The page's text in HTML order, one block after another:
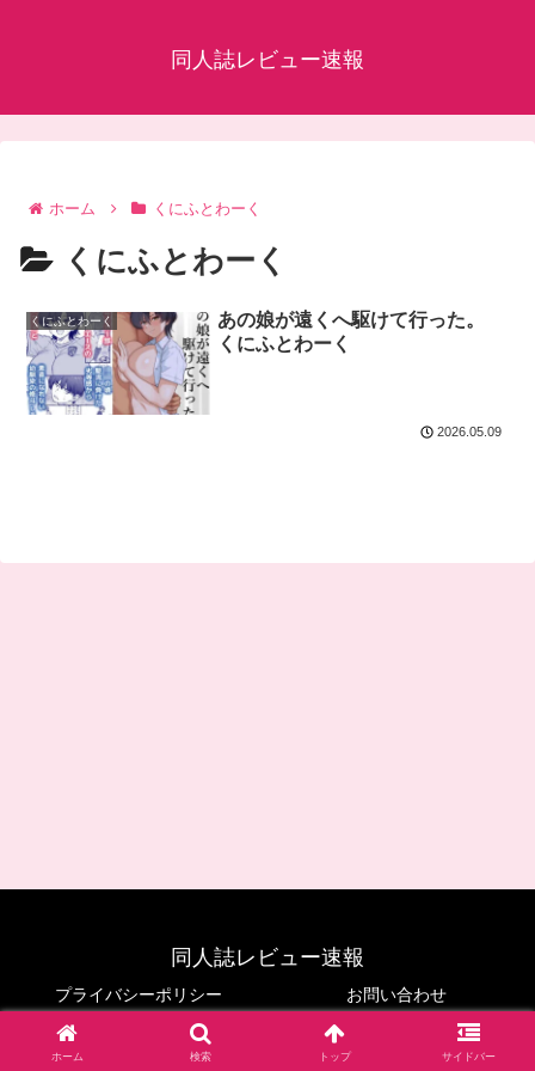
同人誌レビュー速報
ホーム くにふとわーく
くにふとわーく
くにふとわーく
あの娘が遠くへ駆けて行った。
くにふとわーく
2026.05.09
同人誌レビュー速報
プライバシーポリシー お問い合わせ
© 2024 同人誌レビュー速報.
ホーム 検索 トップ サイドバー